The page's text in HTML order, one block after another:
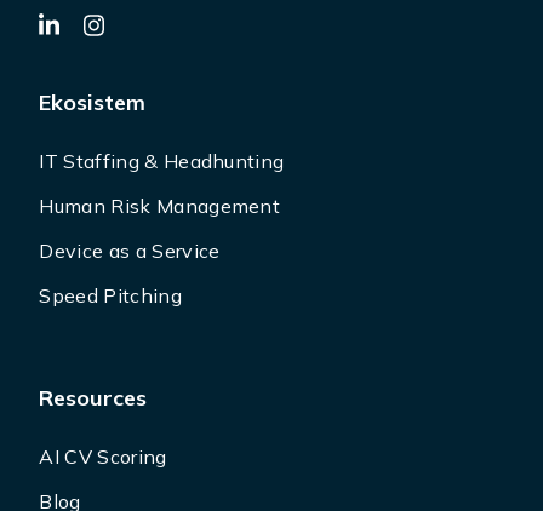
Ekosistem
IT Staffing & Headhunting
Human Risk Management
Device as a Service
Speed Pitching
Resources
AI CV Scoring
Blog